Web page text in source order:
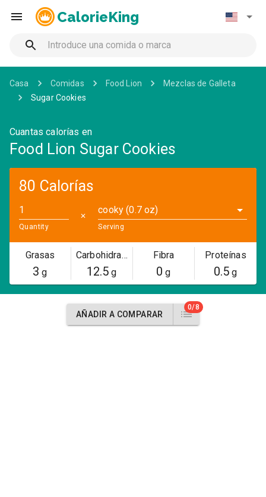
CalorieKing
Casa Comidas Food Lion
Mezclas de Galleta
Sugar Cookies
Cuantas calorías en
Food Lion Sugar Cookies
80 Calorías
Quantity
✕
cooky (0.7 oz)
Serving
Grasas
3 g
Carbohidratos
12.5 g
Fibra
0 g
Proteínas
0.5 g
AÑADIR A COMPARAR
0/8